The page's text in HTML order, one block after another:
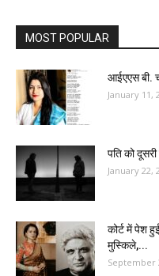
MOST POPULAR
आईएएस बी.
January 11,
पति को
January 22,
कोर्ट में पेश
मुस्किले,...
September